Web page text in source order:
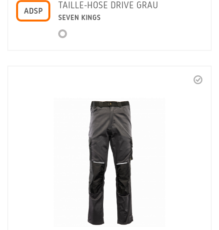
ADSP
TAILLE-HOSE DRIVE GRAU
SEVEN KINGS